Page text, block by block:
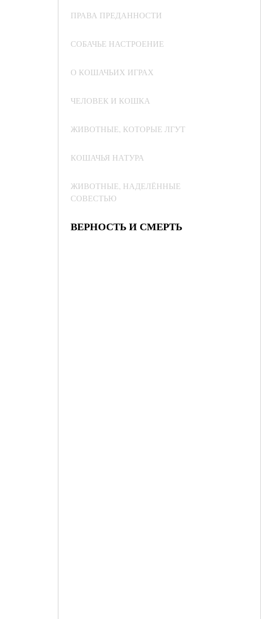
ПРАВА ПРЕДАННОСТИ
СОБАЧЬЕ НАСТРОЕНИЕ
О КОШАЧЬИХ ИГРАХ
ЧЕЛОВЕК И КОШКА
ЖИВОТНЫЕ, КОТОРЫЕ ЛГУТ
КОШАЧЬЯ НАТУРА
ЖИВОТНЫЕ, НАДЕЛЁННЫЕ
СОВЕСТЬЮ
ВЕРНОСТЬ И СМЕРТЬ